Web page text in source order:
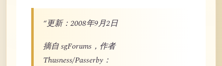
“更新：2008年9月2日
摘自 sgForums，作者
Thusness/Passerby：